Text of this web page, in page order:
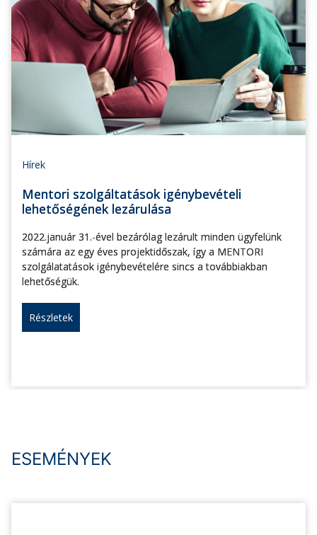
Hírek
Mentori szolgáltatások igénybevételi
lehetőségének lezárulása
2022.január 31.-ével bezárólag lezárult minden ügyfelünk
számára az egy éves projektidőszak, így a MENTORI
szolgálatatások igénybevételére sincs a továbbiakban
lehetőségük.
Részletek
ESEMÉNYEK